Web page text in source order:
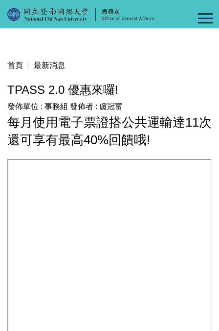
跳
到
主
容
首頁 最新消息
TPASS 2.0 優惠來囉!
發佈單位 : 事務組 發佈者 : 盧冠富
每月使用電子票證搭公共運輸達11次
還可享有最高40%回饋哦!